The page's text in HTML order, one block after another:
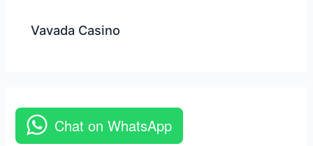
Vavada Casino
Chat on WhatsApp